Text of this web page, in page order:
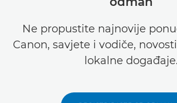
Ne propustite najnovije
Canon, savjete i vodiče,
lokalne događaje.